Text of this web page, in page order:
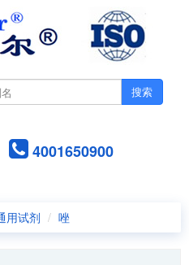
搜索
4001650900
用试剂 唑